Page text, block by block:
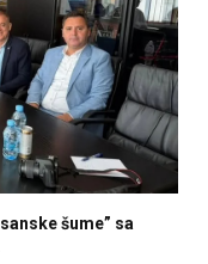
šume” sa